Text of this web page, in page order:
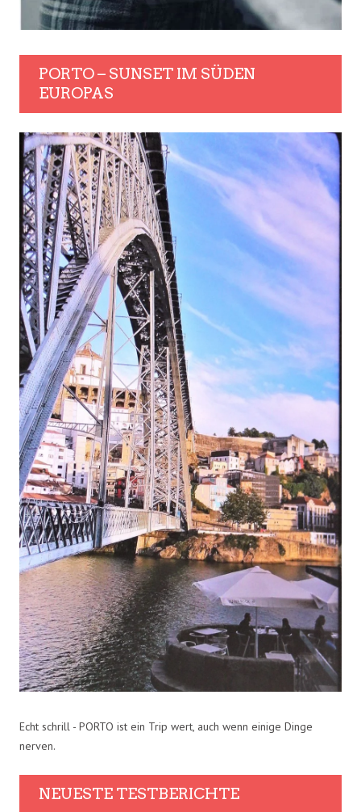
PORTO – SUNSET IM SÜDEN
EUROPAS
Echt schrill - PORTO ist ein Trip wert, auch wenn einige Dinge
nerven.
NEUESTE TESTBERICHTE